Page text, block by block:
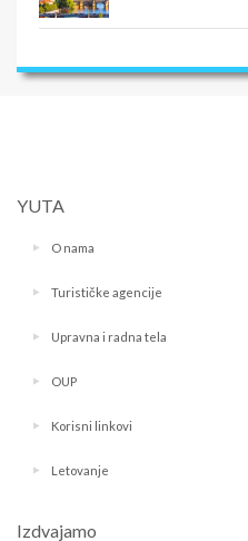
YUTA
O nama
Turističke agencije
Upravna i radna tela
OUP
Korisni linkovi
Letovanje
Izdvajamo